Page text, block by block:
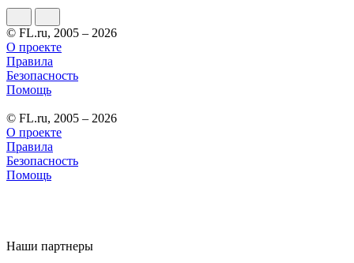
© FL.ru, 2005 – 2026
О проекте
Правила
Безопасность
Помощь
© FL.ru, 2005 – 2026
О проекте
Правила
Безопасность
Помощь
Наши партнеры